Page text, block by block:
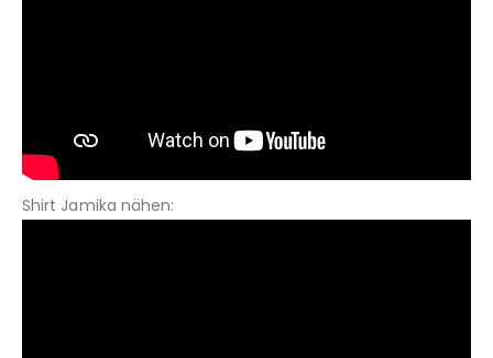
Shirt Jamika nähen: